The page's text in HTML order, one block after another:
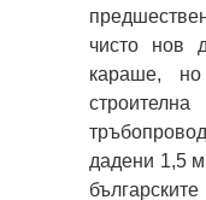
чисто нов
караше,
дадени 1,5